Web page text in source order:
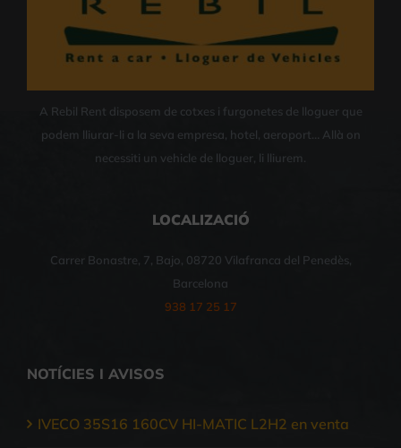
A Rebil Rent disposem de cotxes i furgonetes de lloguer que
podem lliurar-li a la seva empresa, hotel, aeroport… Allà on
necessiti un vehicle de lloguer, li lliurem.
LOCALIZACIÓ
Carrer Bonastre, 7, Bajo, 08720 Vilafranca del Penedès,
Barcelona
938 17 25 17
NOTÍCIES I AVISOS
IVECO 35S16 160CV HI-MATIC L2H2 en venta